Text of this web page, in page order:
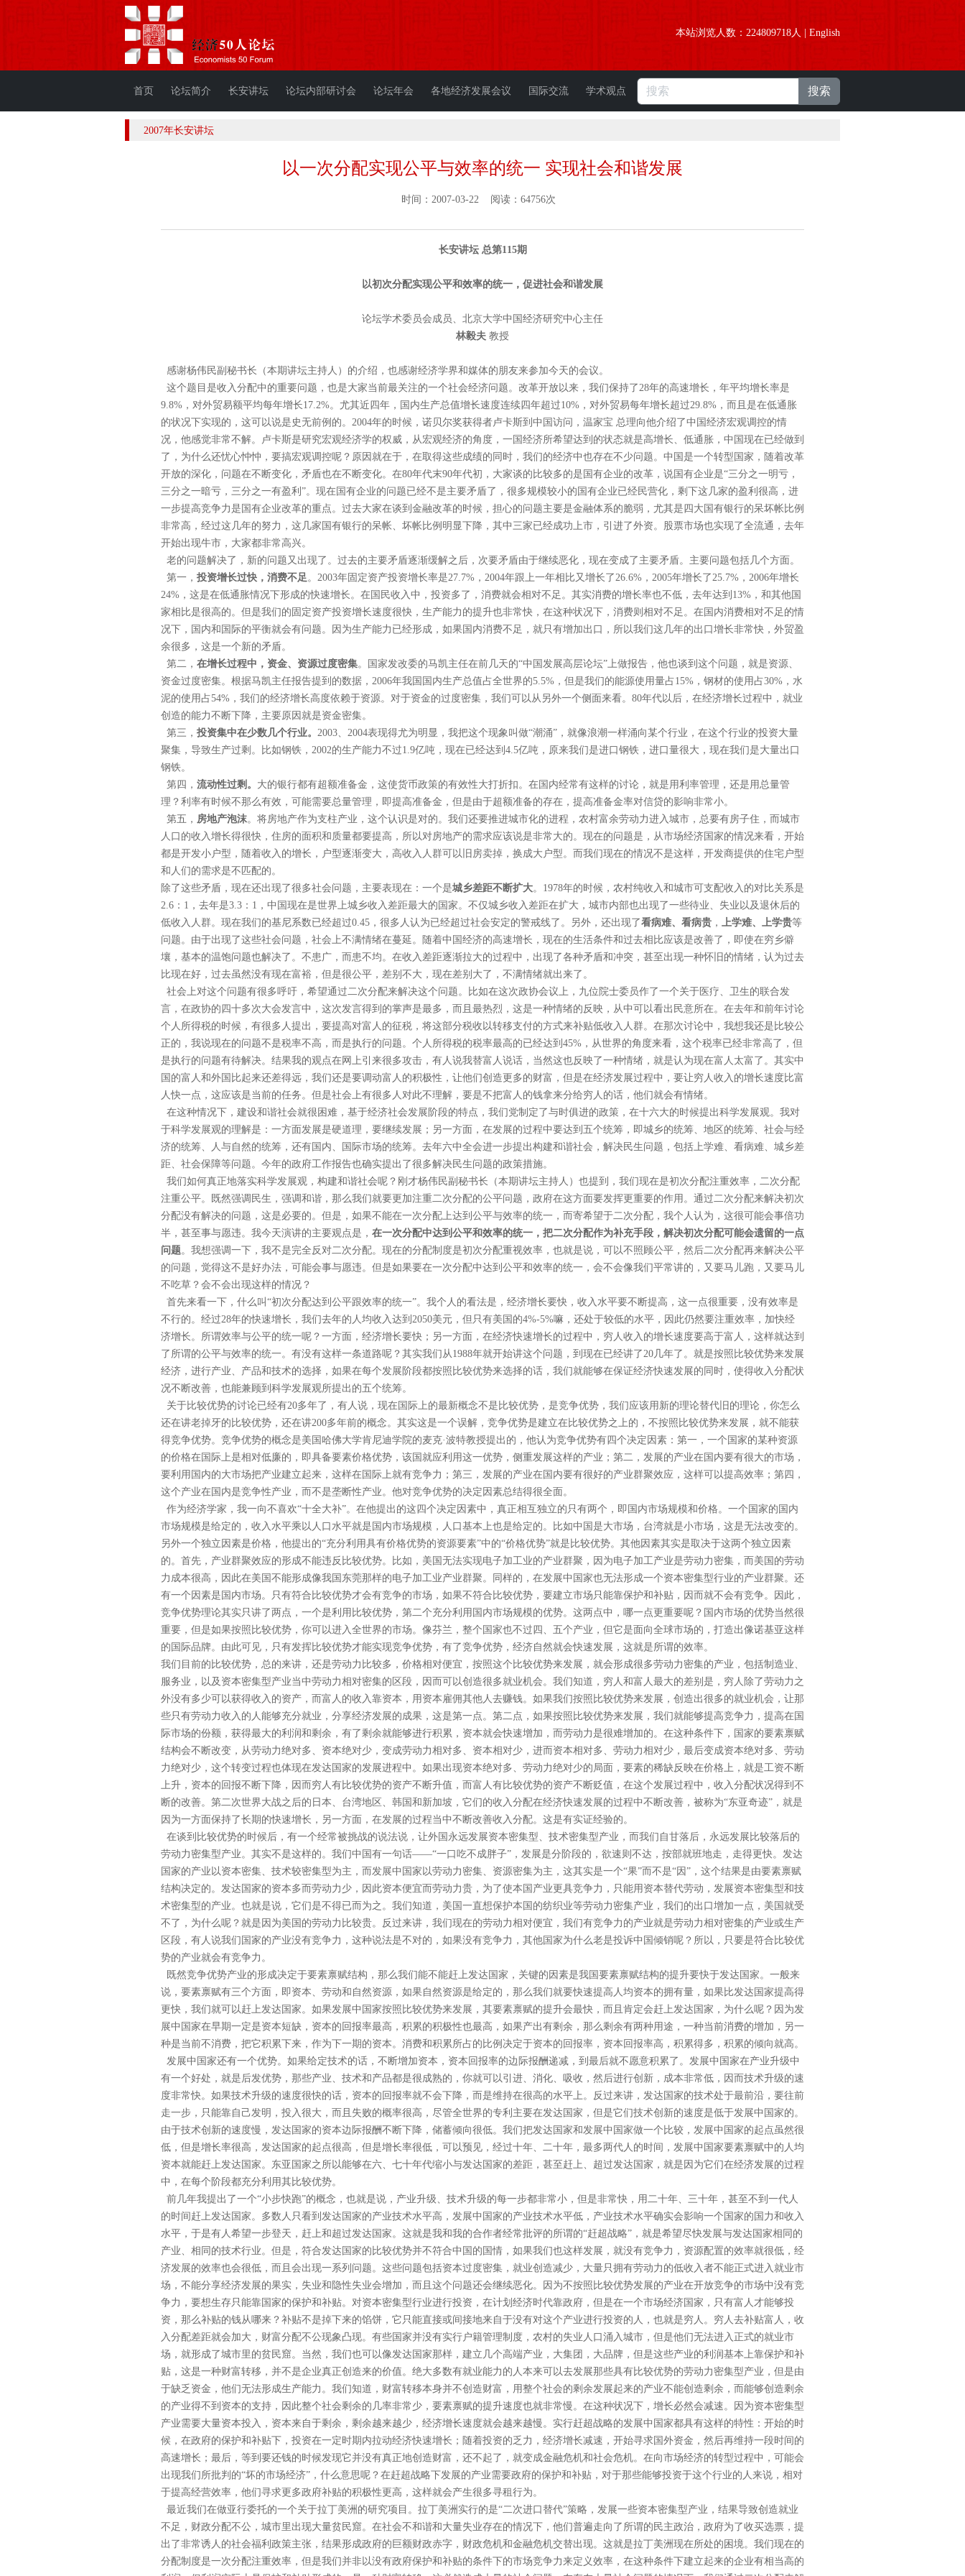
本站浏览人数： 224809718人 | English
首页 论坛简介 长安讲坛 论坛内部研讨会 论坛年会 各地经济发展会议 国际交流 学术观点 搜索
2007年长安讲坛
以一次分配实现公平与效率的统一 实现社会和谐发展
时间：2007-03-22 阅读：64756次
长安讲坛 总第115期
以初次分配实现公平和效率的统一，促进社会和谐发展
论坛学术委员会成员、北京大学中国经济研究中心主任
林毅夫 教授
感谢杨伟民副秘书长（本期讲坛主持人）的介绍，也感谢经济学界和媒体的朋友来参加今天的会议。
这个题目是收入分配中的重要问题，也是大家当前最关注的一个社会经济问题。改革开放以来，我们保持了28年的高速增长，年平均增长率是
9.8%，对外贸易额平均每年增长17.2%。尤其近四年，国内生产总值增长速度连续四年超过10%，对外贸易每年增长超过29.8%，而且是在低通胀
的状况下实现的，这可以说是史无前例的。2004年的时候，诺贝尔奖获得者卢卡斯到中国访问，温家宝 总理向他介绍了中国经济宏观调控的情
况，他感觉非常不解。卢卡斯是研究宏观经济学的权威，从宏观经济的角度，一国经济所希望达到的状态就是高增长、低通胀，中国现在已经做到
了，为什么还忧心忡忡，要搞宏观调控呢？原因就在于，在取得这些成绩的同时，我们的经济中也存在不少问题。中国是一个转型国家，随着改革
开放的深化，问题在不断变化，矛盾也在不断变化。在80年代末90年代初，大家谈的比较多的是国有企业的改革，说国有企业是“三分之一明亏，
三分之一暗亏，三分之一有盈利”。现在国有企业的问题已经不是主要矛盾了，很多规模较小的国有企业已经民营化，剩下这几家的盈利很高，进
一步提高竞争力是国有企业改革的重点。过去大家在谈到金融改革的时候，担心的问题主要是金融体系的脆弱，尤其是四大国有银行的呆坏帐比例
非常高，经过这几年的努力，这几家国有银行的呆帐、坏帐比例明显下降，其中三家已经成功上市，引进了外资。股票市场也实现了全流通，去年
开始出现牛市，大家都非常高兴。
老的问题解决了，新的问题又出现了。过去的主要矛盾逐渐缓解之后，次要矛盾由于继续恶化，现在变成了主要矛盾。主要问题包括几个方面。
第一， 投资增长过快，消费不足。2003年固定资产投资增长率是27.7%，2004年跟上一年相比又增长了26.6%，2005年增长了25.7%，2006年增长
24%，这是在低通胀情况下形成的快速增长。在国民收入中，投资多了，消费就会相对不足。其实消费的增长率也不低，去年达到13%，和其他国
家相比是很高的。但是我们的固定资产投资增长速度很快，生产能力的提升也非常快，在这种状况下，消费则相对不足。在国内消费相对不足的情
况下，国内和国际的平衡就会有问题。因为生产能力已经形成，如果国内消费不足，就只有增加出口，所以我们这几年的出口增长非常快，外贸盈
余很多，这是一个新的矛盾。
第二， 在增长过程中，资金、资源过度密集。国家发改委的马凯主任在前几天的“中国发展高层论坛”上做报告，他也谈到这个问题，就是资源、
资金过度密集。根据马凯主任报告提到的数据，2006年我国国内生产总值占全世界的5.5%，但是我们的能源使用量占15%，钢材的使用占30%，水
泥的使用占54%，我们的经济增长高度依赖于资源。对于资金的过度密集，我们可以从另外一个侧面来看。80年代以后，在经济增长过程中，就业
创造的能力不断下降，主要原因就是资金密集。
第三， 投资集中在少数几个行业。 2003、2004表现得尤为明显，我把这个现象叫做“潮涌”，就像浪潮一样涌向某个行业，在这个行业的投资大量
聚集，导致生产过剩。比如钢铁，2002的生产能力不过1.9亿吨，现在已经达到4.5亿吨，原来我们是进口钢铁，进口量很大，现在我们是大量出口
钢铁。
第四， 流动性过剩。 大的银行都有超额准备金，这使货币政策的有效性大打折扣。在国内经常有这样的讨论，就是用利率管理，还是用总量管
理？利率有时候不那么有效，可能需要总量管理，即提高准备金，但是由于超额准备的存在，提高准备金率对信贷的影响非常小。
第五， 房地产泡沫。将房地产作为支柱产业，这个认识是对的。我们还要推进城市化的进程，农村富余劳动力进入城市，总要有房子住，而城市
人口的收入增长得很快，住房的面积和质量都要提高，所以对房地产的需求应该说是非常大的。现在的问题是，从市场经济国家的情况来看，开始
都是开发小户型，随着收入的增长，户型逐渐变大，高收入人群可以旧房卖掉，换成大户型。而我们现在的情况不是这样，开发商提供的住宅户型
和人们的需求是不匹配的。
除了这些矛盾，现在还出现了很多社会问题，主要表现在：一个是城乡差距不断扩大。1978年的时候，农村纯收入和城市可支配收入的对比关系是
2.6：1，去年是3.3：1，中国现在是世界上城乡收入差距最大的国家。不仅城乡收入差距在扩大，城市内部也出现了一些待业、失业以及退休后的
低收入人群。现在我们的基尼系数已经超过0.45，很多人认为已经超过社会安定的警戒线了。另外，还出现了看病难、看病贵， 上学难、上学贵等
问题。由于出现了这些社会问题，社会上不满情绪在蔓延。随着中国经济的高速增长，现在的生活条件和过去相比应该是改善了，即使在穷乡僻
壤，基本的温饱问题也解决了。不患广，而患不均。在收入差距逐渐拉大的过程中，出现了各种矛盾和冲突，甚至出现一种怀旧的情绪，认为过去
比现在好，过去虽然没有现在富裕，但是很公平，差别不大，现在差别大了，不满情绪就出来了。
社会上对这个问题有很多呼吁，希望通过二次分配来解决这个问题。比如在这次政协会议上，九位院士委员作了一个关于医疗、卫生的联合发
言，在政协的四十多次大会发言中，这次发言得到的掌声是最多，而且最热烈，这是一种情绪的反映，从中可以看出民意所在。在去年和前年讨论
个人所得税的时候，有很多人提出，要提高对富人的征税，将这部分税收以转移支付的方式来补贴低收入人群。在那次讨论中，我想我还是比较公
正的，我说现在的问题不是税率不高，而是执行的问题。个人所得税的税率最高的已经达到45%，从世界的角度来看，这个税率已经非常高了，但
是执行的问题有待解决。结果我的观点在网上引来很多攻击，有人说我替富人说话，当然这也反映了一种情绪，就是认为现在富人太富了。其实中
国的富人和外国比起来还差得远，我们还是要调动富人的积极性，让他们创造更多的财富，但是在经济发展过程中，要让穷人收入的增长速度比富
人快一点，这应该是当前的任务。但是社会上有很多人对此不理解，要是不把富人的钱拿来分给穷人的话，他们就会有情绪。
在这种情况下，建设和谐社会就很困难，基于经济社会发展阶段的特点，我们党制定了与时俱进的政策，在十六大的时候提出科学发展观。我对
于科学发展观的理解是：一方面发展是硬道理，要继续发展；另一方面，在发展的过程中要达到五个统筹，即城乡的统筹、地区的统筹、社会与经
济的统筹、人与自然的统筹，还有国内、国际市场的统筹。去年六中全会进一步提出构建和谐社会，解决民生问题，包括上学难、看病难、城乡差
距、社会保障等问题。今年的政府工作报告也确实提出了很多解决民生问题的政策措施。
我们如何真正地落实科学发展观，构建和谐社会呢？刚才杨伟民副秘书长（本期讲坛主持人）也提到，我们现在是初次分配注重效率，二次分配
注重公平。既然强调民生，强调和谐，那么我们就要更加注重二次分配的公平问题，政府在这方面要发挥更重要的作用。通过二次分配来解决初次
分配没有解决的问题，这是必要的。但是，如果不能在一次分配上达到公平与效率的统一，而寄希望于二次分配，我个人认为，这很可能会事倍功
半，甚至事与愿违。我今天演讲的主要观点是， 在一次分配中达到公平和效率的统一，把二次分配作为补充手段，解决初次分配可能会遗留的一点
问题。我想强调一下，我不是完全反对二次分配。现在的分配制度是初次分配重视效率，也就是说，可以不照顾公平，然后二次分配再来解决公平
的问题，觉得这不是好办法，可能会事与愿违。但是如果要在一次分配中达到公平和效率的统一，会不会像我们平常讲的，又要马儿跑，又要马儿
不吃草？会不会出现这样的情况？
首先来看一下，什么叫“初次分配达到公平跟效率的统一”。我个人的看法是，经济增长要快，收入水平要不断提高，这一点很重要，没有效率是
不行的。经过28年的快速增长，我们去年的人均收入达到2050美元，但只有美国的4%-5%嘛，还处于较低的水平，因此仍然要注重效率，加快经
济增长。所谓效率与公平的统一呢？一方面，经济增长要快；另一方面，在经济快速增长的过程中，穷人收入的增长速度要高于富人，这样就达到
了所谓的公平与效率的统一。有没有这样一条道路呢？其实我们从1988年就开始讲这个问题，到现在已经讲了20几年了。就是按照比较优势来发展
经济，进行产业、产品和技术的选择，如果在每个发展阶段都按照比较优势来选择的话，我们就能够在保证经济快速发展的同时，使得收入分配状
况不断改善，也能兼顾到科学发展观所提出的五个统筹。
关于比较优势的讨论已经有20多年了，有人说，现在国际上的最新概念不是比较优势，是竞争优势，我们应该用新的理论替代旧的理论，你怎么
还在讲老掉牙的比较优势，还在讲200多年前的概念。其实这是一个误解，竞争优势是建立在比较优势之上的，不按照比较优势来发展，就不能获
得竞争优势。竞争优势的概念是美国哈佛大学肯尼迪学院的麦克·波特教授提出的，他认为竞争优势有四个决定因素：第一，一个国家的某种资源
的价格在国际上是相对低廉的，即具备要素价格优势，该国就应利用这一优势，侧重发展这样的产业；第二，发展的产业在国内要有很大的市场，
要利用国内的大市场把产业建立起来，这样在国际上就有竞争力；第三，发展的产业在国内要有很好的产业群聚效应，这样可以提高效率；第四，
这个产业在国内是竞争性产业，而不是垄断性产业。他对竞争优势的决定因素总结得很全面。
作为经济学家，我一向不喜欢“十全大补”。在他提出的这四个决定因素中，真正相互独立的只有两个，即国内市场规模和价格。一个国家的国内
市场规模是给定的，收入水平乘以人口水平就是国内市场规模，人口基本上也是给定的。比如中国是大市场，台湾就是小市场，这是无法改变的。
另外一个独立因素是价格，他提出的“充分利用具有价格优势的资源要素”中的“价格优势”就是比较优势。其他因素其实是取决于这两个独立因素
的。首先，产业群聚效应的形成不能违反比较优势。比如，美国无法实现电子加工业的产业群聚，因为电子加工产业是劳动力密集，而美国的劳动
力成本很高，因此在美国不能形成像我国东莞那样的电子加工业产业群聚。同样的，在发展中国家也无法形成一个资本密集型行业的产业群聚。还
有一个因素是国内市场。只有符合比较优势才会有竞争的市场，如果不符合比较优势，要建立市场只能靠保护和补贴，因而就不会有竞争。因此，
竞争优势理论其实只讲了两点，一个是利用比较优势，第二个充分利用国内市场规模的优势。这两点中，哪一点更重要呢？国内市场的优势当然很
重要，但是如果按照比较优势，你可以进入全世界的市场。像芬兰，整个国家也不过四、五个产业，但它是面向全球市场的，打造出像诺基亚这样
的国际品牌。由此可见，只有发挥比较优势才能实现竞争优势，有了竞争优势，经济自然就会快速发展，这就是所谓的效率。
我们目前的比较优势，总的来讲，还是劳动力比较多，价格相对便宜，按照这个比较优势来发展，就会形成很多劳动力密集的产业，包括制造业、
服务业，以及资本密集型产业当中劳动力相对密集的区段，因而可以创造很多就业机会。我们知道，穷人和富人最大的差别是，穷人除了劳动力之
外没有多少可以获得收入的资产，而富人的收入靠资本，用资本雇佣其他人去赚钱。如果我们按照比较优势来发展，创造出很多的就业机会，让那
些只有劳动力收入的人能够充分就业，分享经济发展的成果，这是第一点。第二点，如果按照比较优势来发展，我们就能够提高竞争力，提高在国
际市场的份额，获得最大的利润和剩余，有了剩余就能够进行积累，资本就会快速增加，而劳动力是很难增加的。在这种条件下，国家的要素禀赋
结构会不断改变，从劳动力绝对多、资本绝对少，变成劳动力相对多、资本相对少，进而资本相对多、劳动力相对少，最后变成资本绝对多、劳动
力绝对少，这个转变过程也体现在发达国家的发展进程中。如果出现资本绝对多、劳动力绝对少的局面，要素的稀缺反映在价格上，就是工资不断
上升，资本的回报不断下降，因而穷人有比较优势的资产不断升值，而富人有比较优势的资产不断贬值，在这个发展过程中，收入分配状况得到不
断的改善。第二次世界大战之后的日本、台湾地区、韩国和新加坡，它们的收入分配在经济快速发展的过程中不断改善，被称为“东亚奇迹”，就是
因为一方面保持了长期的快速增长，另一方面，在发展的过程当中不断改善收入分配。这是有实证经验的。
在谈到比较优势的时候后，有一个经常被挑战的说法说，让外国永远发展资本密集型、技术密集型产业，而我们自甘落后，永远发展比较落后的
劳动力密集型产业。其实不是这样的。我们中国有一句话——“一口吃不成胖子”，发展是分阶段的，欲速则不达，按部就班地走，走得更快。发达
国家的产业以资本密集、技术较密集型为主，而发展中国家以劳动力密集、资源密集为主，这其实是一个“果”而不是“因”，这个结果是由要素禀赋
结构决定的。发达国家的资本多而劳动力少，因此资本便宜而劳动力贵，为了使本国产业更具竞争力，只能用资本替代劳动，发展资本密集型和技
术密集型的产业。也就是说，它们是不得已而为之。我们知道，美国一直想保护本国的纺织业等劳动力密集产业，我们的出口增加一点，美国就受
不了，为什么呢？就是因为美国的劳动力比较贵。反过来讲，我们现在的劳动力相对便宜，我们有竞争力的产业就是劳动力相对密集的产业或生产
区段，有人说我们国家的产业没有竞争力，这种说法是不对的，如果没有竞争力，其他国家为什么老是投诉中国倾销呢？所以，只要是符合比较优
势的产业就会有竞争力。
既然竞争优势产业的形成决定于要素禀赋结构，那么我们能不能赶上发达国家，关键的因素是我国要素禀赋结构的提升要快于发达国家。一般来
说，要素禀赋有三个方面，即资本、劳动和自然资源，如果自然资源是给定的，那么我们就要快速提高人均资本的拥有量，如果比发达国家提高得
更快，我们就可以赶上发达国家。如果发展中国家按照比较优势来发展，其要素禀赋的提升会最快，而且肯定会赶上发达国家，为什么呢？因为发
展中国家在早期一定是资本短缺，资本的回报率最高，积累的积极性也最高，如果产出有剩余，那么剩余有两种用途，一种当前消费的增加，另一
种是当前不消费，把它积累下来，作为下一期的资本。消费和积累所占的比例决定于资本的回报率，资本回报率高，积累得多，积累的倾向就高。
发展中国家还有一个优势。如果给定技术的话，不断增加资本，资本回报率的边际报酬递减，到最后就不愿意积累了。发展中国家在产业升级中
有一个好处，就是后发优势，那些产业、技术和产品都是很成熟的，你就可以引进、消化、吸收，然后进行创新，成本非常低，因而技术升级的速
度非常快。如果技术升级的速度很快的话，资本的回报率就不会下降，而是维持在很高的水平上。反过来讲，发达国家的技术处于最前沿，要往前
走一步，只能靠自己发明，投入很大，而且失败的概率很高，尽管全世界的专利主要在发达国家，但是它们技术创新的速度是低于发展中国家的。
由于技术创新的速度慢，发达国家的资本边际报酬不断下降，储蓄倾向很低。我们把发达国家和发展中国家做一个比较，发展中国家的起点虽然很
低，但是增长率很高，发达国家的起点很高，但是增长率很低，可以预见，经过十年、二十年，最多两代人的时间，发展中国家要素禀赋中的人均
资本就能赶上发达国家。东亚国家之所以能够在六、七十年代缩小与发达国家的差距，甚至赶上、超过发达国家，就是因为它们在经济发展的过程
中，在每个阶段都充分利用其比较优势。
前几年我提出了一个“小步快跑”的概念，也就是说，产业升级、技术升级的每一步都非常小，但是非常快，用二十年、三十年，甚至不到一代人
的时间赶上发达国家。多数人只看到发达国家的产业技术水平高，发展中国家的产业技术水平低，产业技术水平确实会影响一个国家的国力和收入
水平，于是有人希望一步登天，赶上和超过发达国家。这就是我和我的合作者经常批评的所谓的“赶超战略”，就是希望尽快发展与发达国家相同的
产业、相同的技术行业。但是，符合发达国家的比较优势并不符合中国的国情，如果我们也这样发展，就没有竞争力，资源配置的效率就很低，经
济发展的效率也会很低，而且会出现一系列问题。这些问题包括资本过度密集，就业创造减少，大量只拥有劳动力的低收入者不能正式进入就业市
场，不能分享经济发展的果实，失业和隐性失业会增加，而且这个问题还会继续恶化。因为不按照比较优势发展的产业在开放竞争的市场中没有竞
争力，要想生存只能靠国家的保护和补贴。对资本密集型行业进行投资，在计划经济时代靠政府，但是在一个市场经济国家，只有富人才能够投
资，那么补贴的钱从哪来？补贴不是掉下来的馅饼，它只能直接或间接地来自于没有对这个产业进行投资的人，也就是穷人。穷人去补贴富人，收
入分配差距就会加大，财富分配不公现象凸现。有些国家并没有实行户籍管理制度，农村的失业人口涌入城市，但是他们无法进入正式的就业市
场，就形成了城市里的贫民窟。当然，我们也可以像发达国家那样，建立几个高端产业，大集团，大品牌，但是这些产业的利润基本上靠保护和补
贴，这是一种财富转移，并不是企业真正创造来的价值。绝大多数有就业能力的人本来可以去发展那些具有比较优势的劳动力密集型产业，但是由
于缺乏资金，他们无法形成生产能力。我们知道，财富转移本身并不创造财富，用整个社会的剩余发展起来的产业不能创造剩余，而能够创造剩余
的产业得不到资本的支持，因此整个社会剩余的几率非常少，要素禀赋的提升速度也就非常慢。在这种状况下，增长必然会减速。因为资本密集型
产业需要大量资本投入，资本来自于剩余，剩余越来越少，经济增长速度就会越来越慢。实行赶超战略的发展中国家都具有这样的特性：开始的时
候，在政府的保护和补贴下，投资在一定时期内拉动经济快速增长；随着投资的乏力，经济增长减速，开始寻求国外资金，然后再维持一段时间的
高速增长；最后，等到要还钱的时候发现它并没有真正地创造财富，还不起了，就变成金融危机和社会危机。在向市场经济的转型过程中，可能会
出现我们所批判的“坏的市场经济”，什么意思呢？在赶超战略下发展的产业需要政府的保护和补贴，对于那些能够投资于这个行业的人来说，相对
于提高经营效率，他们寻求更多政府补贴的积极性更高，这样就会产生很多寻租行为。
最近我们在做亚行委托的一个关于拉丁美洲的研究项目。拉丁美洲实行的是“二次进口替代”策略，发展一些资本密集型产业，结果导致创造就业
不足，财政分配不公，城市里出现大量贫民窟。在社会不和谐和大量失业存在的情况下，他们普遍走向了所谓的民主政治，政府为了收买选票，提
出了非常诱人的社会福利政策主张，结果形成政府的巨额财政赤字，财政危机和金融危机交替出现。这就是拉丁美洲现在所处的困境。我们现在的
分配制度是一次分配注重效率，但是我们并非以没有政府保护和补贴的条件下的市场竞争力来定义效率，在这种条件下建立起来的企业有相当高的